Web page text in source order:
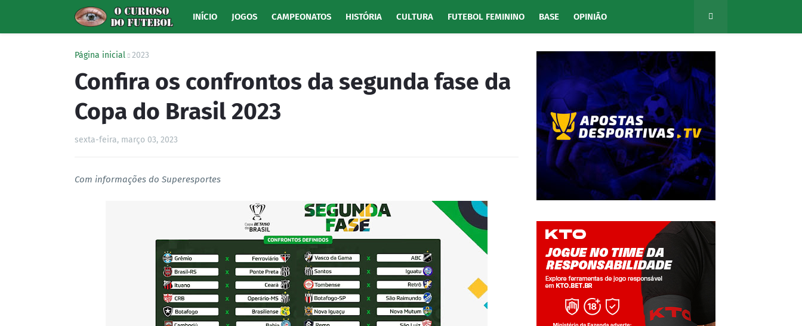
INÍCIO JOGOS CAMPEONATOS HISTÓRIA CULTURA FUTEBOL FEMININO BASE OPINIÃO
Página inicial 2023
Confira os confrontos da segunda fase da
Copa do Brasil 2023
sexta-feira, março 03, 2023
Com informações do Superesportes